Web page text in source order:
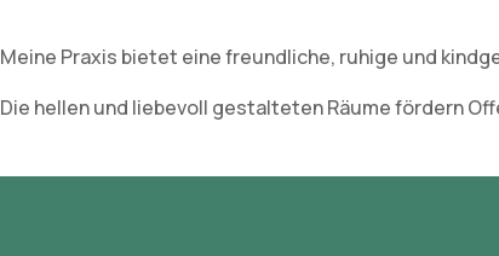
Meine Praxis bietet eine freundliche, ruhige und
Die hellen und liebevoll gestalteten Räume fördern